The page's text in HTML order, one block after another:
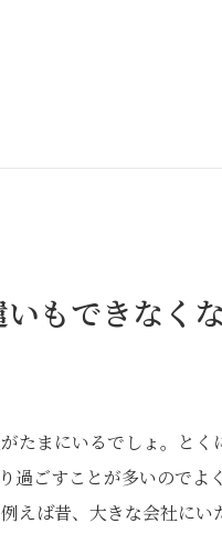
もできなくな
たまにいるでしょ。とく
過ごすことが多いのでよく
えば昔、大きな会社にい